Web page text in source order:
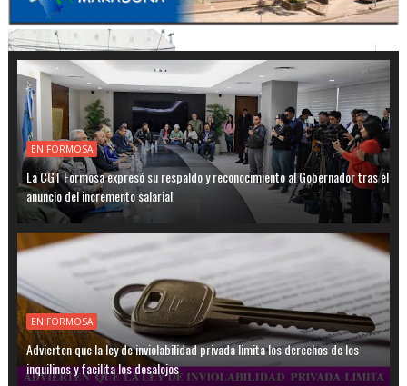
EN FORMOSA
La CGT Formosa expresó su respaldo y reconocimiento al Gobernador tras el
anuncio del incremento salarial
EN FORMOSA
Advierten que la ley de inviolabilidad privada limita los derechos de los
inquilinos y facilita los desalojos